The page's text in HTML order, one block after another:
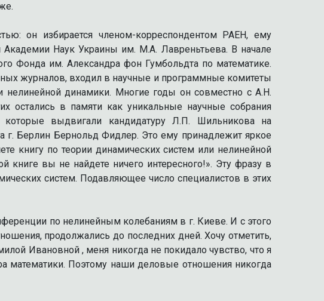
он избирается членом-корреспондентом РАЕН, ему
Наук Украины им. М.А. Лавреньтьева. В начале
Фонда им. Александра фон Гумбольдта по математике.
журналов, входил в научные и программные комитеты
нелинейной динамики. Многие годы он совместно с А.Н.
в памяти как уникальные научные собрания
выдвигали кандидатуру Л.П. Шильникова на
г. Берлин Бернольд Фидлер. Это ему принадлежит яркое
книгу по теории динамических систем или нелинейной
вы не найдете ничего интересного!». Эту фразу в
систем. Подавляющее число специалистов в этих
по нелинейным колебаниям в г. Киеве. И с этого
продолжались до последних дней. Хочу отметить,
Ивановной , меня никогда не покидало чувство, что я
Поэтому наши деловые отношения никогда